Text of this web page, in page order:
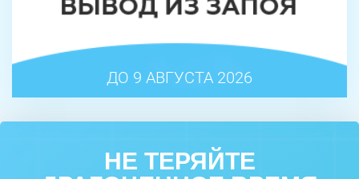
ДО 9 АВГУСТА 2026
НЕ ТЕРЯЙТЕ